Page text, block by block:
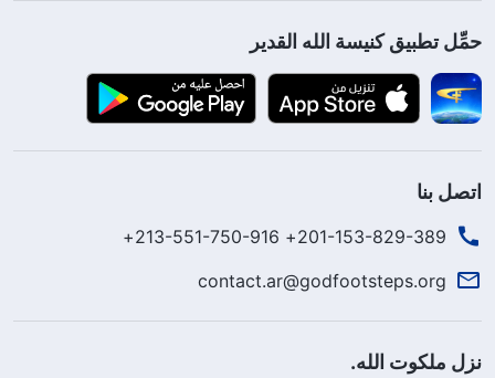
حمِّل تطبيق كنيسة الله القدير
اتصل بنا
201-153-829-389+ 213-551-750-916+
contact.ar@godfootsteps.org
نزل ملكوت الله.